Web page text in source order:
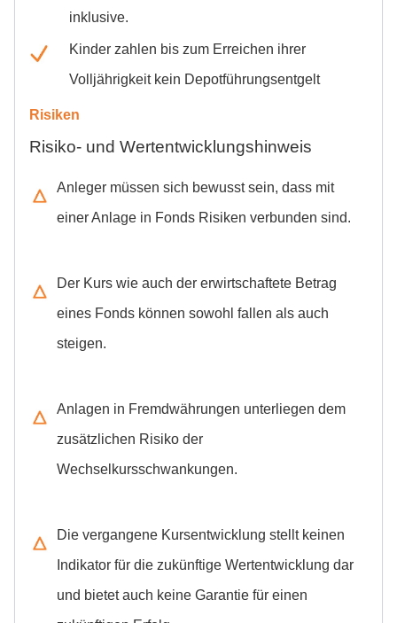
inklusive.
Kinder zahlen bis zum Erreichen ihrer
Volljährigkeit kein Depotführungsentgelt
Risiken
Risiko- und Wertentwicklungshinweis
Anleger müssen sich bewusst sein, dass mit
einer Anlage in Fonds Risiken verbunden sind.
Der Kurs wie auch der erwirtschaftete Betrag
eines Fonds können sowohl fallen als auch
steigen.
Anlagen in Fremdwährungen unterliegen dem
zusätzlichen Risiko der
Wechselkursschwankungen.
Die vergangene Kursentwicklung stellt keinen
Indikator für die zukünftige Wertentwicklung dar
und bietet auch keine Garantie für einen